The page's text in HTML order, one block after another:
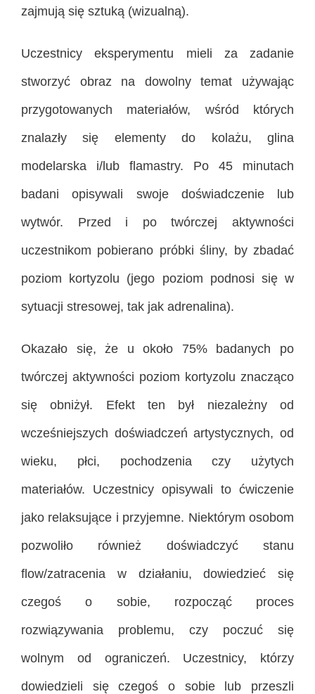
zajmują się sztuką (wizualną).
Uczestnicy eksperymentu mieli za zadanie
stworzyć obraz na dowolny temat używając
przygotowanych materiałów, wśród których
znalazły się elementy do kolażu, glina
modelarska i/lub flamastry. Po 45 minutach
badani opisywali swoje doświadczenie lub
wytwór. Przed i po twórczej aktywności
uczestnikom pobierano próbki śliny, by zbadać
poziom kortyzolu (jego poziom podnosi się w
sytuacji stresowej, tak jak adrenalina).
Okazało się, że u około 75% badanych po
twórczej aktywności poziom kortyzolu znacząco
się obniżył. Efekt ten był niezależny od
wcześniejszych doświadczeń artystycznych, od
wieku, płci, pochodzenia czy użytych
materiałów. Uczestnicy opisywali to ćwiczenie
jako relaksujące i przyjemne. Niektórym osobom
pozwoliło również doświadczyć stanu
flow/zatracenia w działaniu, dowiedzieć się
czegoś o sobie, rozpocząć proces
rozwiązywania problemu, czy poczuć się
wolnym od ograniczeń. Uczestnicy, którzy
dowiedzieli się czegoś o sobie lub przeszli